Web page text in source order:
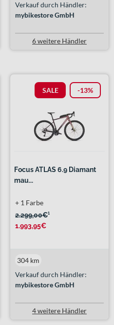
Verkauf durch Händler:
mybikestore GmbH
6 weitere Händler
SALE -13%
Focus ATLAS 6.9 Diamant
mau...
2.299,00€¹
1.993,95€
+ 1 Farbe
Verkauf durch Händler:
mybikestore GmbH
304 km
4 weitere Händler